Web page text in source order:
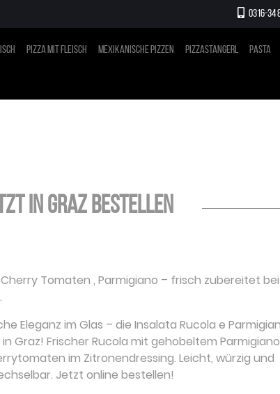
0316-34
Pizza mit Fleisch Mexikanische Pizzen Pizzastangerl Pasta
in Graz bestellen
Cherry Tomaten , Parmigiano – frisch zubereitet
Eleganz im Glas – die Insalata Rucola e
Graz! Frischer Rucola mit gehobeltem
im Zitronendressing. Leicht, würzig und
Jetzt online bestellen!